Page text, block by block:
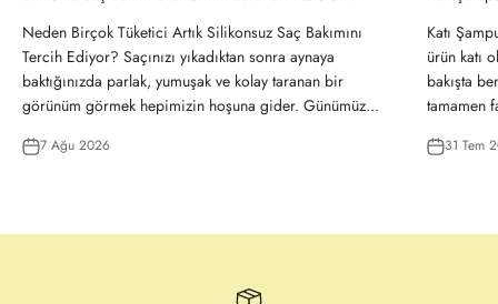
Neden Birçok Tüketici Artık Silikonsuz Saç Bakımını
Tercih Ediyor? Saçınızı yıkadıktan sonra aynaya
baktığınızda parlak, yumuşak ve kolay taranan bir
görünüm görmek hepimizin hoşuna gider. Günümüz...
7 Ağu 2026
Katı
ürün katı
bakışta
tamamen
31 Tem